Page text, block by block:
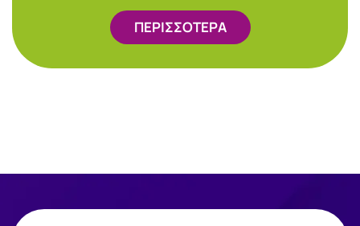
ΠΕΡΙΣΣΟΤΕΡΑ